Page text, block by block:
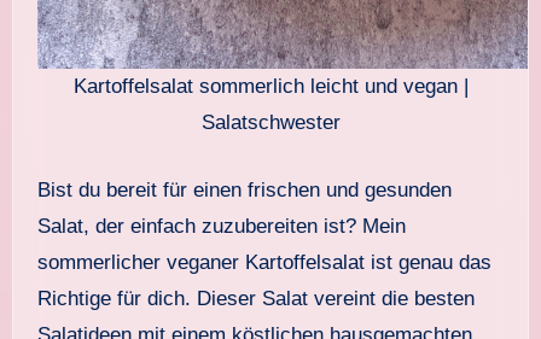
Kartoffelsalat sommerlich leicht und vegan |
Salatschwester
Bist du bereit für einen frischen und gesunden
Salat, der einfach zuzubereiten ist? Mein
sommerlicher veganer Kartoffelsalat ist genau das
Richtige für dich. Dieser Salat vereint die besten